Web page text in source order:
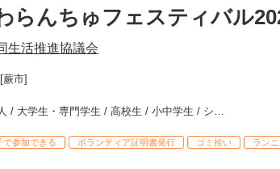
らんちゅフェスティバル
生活推進協議会
蕨市]
社会人 / 大学生・専門学生 / 高校生 / 小中学生 / シニア
で参加できる ボランティア証明書発行 ゴミ拾い ラン